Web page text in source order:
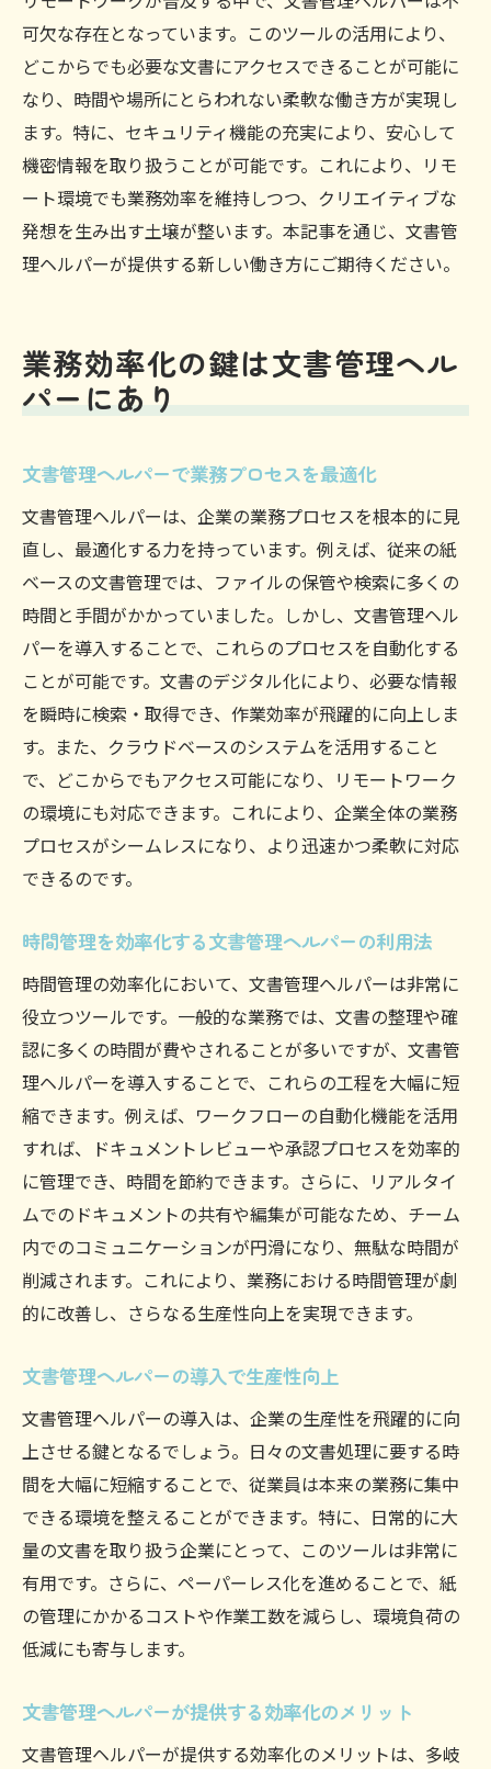
柔軟な働き方をサポートする文書管理ヘルパー
の活用法
文書管理ヘルパーが促進するフレキシブル
な勤務
リモートワークを支える文書管理ヘルパー
の活用
個々のライフスタイルに合わせた文書管理
ヘルパーの使い方
文書管理ヘルパーでワークライフバランス
を実現
ー
文書管理ヘルパーで実現する効率的な業務環境
文書管理ヘルパーが創造する効率的なオフ
ィス環境
業務環境を最適化する文書管理ヘルパーの
効果
生産性向上を目指す文書管理ヘルパーの導
入
効率的なオフィスづくりを支える文書管理
ヘルパー
文書管理ヘルパーで作る快適な働き空間
業務環境改善を図る文書管理ヘルパーの活
可欠な存在となっています。このツールの活用により、
どこからでも必要な文書にアクセスできることが可能に
なり、時間や場所にとらわれない柔軟な働き方が実現し
ます。特に、セキュリティ機能の充実により、安心して
機密情報を取り扱うことが可能です。これにより、リモ
ート環境でも業務効率を維持しつつ、クリエイティブな
発想を生み出す土壌が整います。本記事を通じ、文書管
理ヘルパーが提供する新しい働き方にご期待ください。
業務効率化の鍵は文書管理ヘル
パーにあり
文書管理ヘルパーで業務プロセスを最適化
文書管理ヘルパーは、企業の業務プロセスを根本的に見
直し、最適化する力を持っています。例えば、従来の紙
ベースの文書管理では、ファイルの保管や検索に多くの
時間と手間がかかっていました。しかし、文書管理ヘル
パーを導入することで、これらのプロセスを自動化する
ことが可能です。文書のデジタル化により、必要な情報
を瞬時に検索・取得でき、作業効率が飛躍的に向上しま
す。また、クラウドベースのシステムを活用すること
で、どこからでもアクセス可能になり、リモートワーク
の環境にも対応できます。これにより、企業全体の業務
プロセスがシームレスになり、より迅速かつ柔軟に対応
できるのです。
時間管理を効率化する文書管理ヘルパーの利用法
時間管理の効率化において、文書管理ヘルパーは非常に
役立つツールです。一般的な業務では、文書の整理や確
認に多くの時間が費やされることが多いですが、文書管
理ヘルパーを導入することで、これらの工程を大幅に短
縮できます。例えば、ワークフローの自動化機能を活用
すれば、ドキュメントレビューや承認プロセスを効率的
に管理でき、時間を節約できます。さらに、リアルタイ
ムでのドキュメントの共有や編集が可能なため、チーム
内でのコミュニケーションが円滑になり、無駄な時間が
削減されます。これにより、業務における時間管理が劇
的に改善し、さらなる生産性向上を実現できます。
文書管理ヘルパーの導入で生産性向上
文書管理ヘルパーの導入は、企業の生産性を飛躍的に向
上させる鍵となるでしょう。日々の文書処理に要する時
間を大幅に短縮することで、従業員は本来の業務に集中
できる環境を整えることができます。特に、日常的に大
量の文書を取り扱う企業にとって、このツールは非常に
有用です。さらに、ペーパーレス化を進めることで、紙
の管理にかかるコストや作業工数を減らし、環境負荷の
低減にも寄与します。
文書管理ヘルパーが提供する効率化のメリット
文書管理ヘルパーが提供する効率化のメリットは、多岐